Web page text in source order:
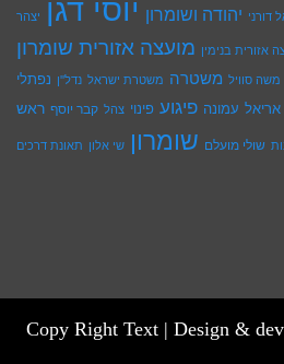
דורני יהודה ושומרון יוסי דגן יצהר
אזורית בנימין מועצה אזורית שומרון
משה סוויל משטרה משטרת ישראל נדל''ן נפתלי
אריאל עמונה פיגוע פינוי צהל קבר יוסף ראש
שולי מועלם שומרון שי אלון תאונת דרכים
Copy Right Text | Design &